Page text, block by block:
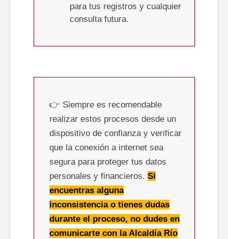
para tus registros y cualquier
consulta futura.
👉 Siempre es recomendable
realizar estos procesos desde un
dispositivo de confianza y verificar
que la conexión a internet sea
segura para proteger tus datos
personales y financieros. Si
encuentras alguna
inconsistencia o tienes dudas
durante el proceso, no dudes en
comunicarte con la Alcaldía Río